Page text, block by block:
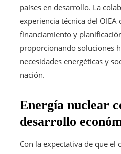
países en desarrollo. La
experiencia técnica del OIEA
financiamiento y
proporcionando soluciones
necesidades energéticas y
nación.
Energía nuclear
desarrollo
Con la expectativa de que el